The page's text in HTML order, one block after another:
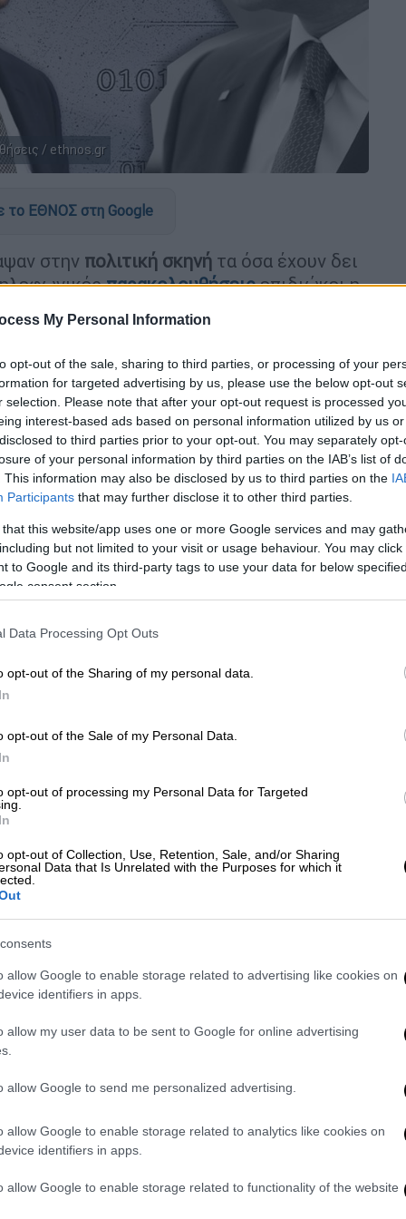
My Personal Information
opt-out of the sale, sharing to third parties, or processing of your
for targeted advertising by us, please use the below opt-out
selection. Please note that after your opt-out request is processed
interest-based ads based on personal information utilized by us
to third parties prior to your opt-out. You may separately
of your personal information by third parties on the IAB’s list of
This information may also be disclosed by us to third parties on the
Participants that may further disclose it to other third parties.
that this website/app uses one or more Google services and may
but not limited to your visit or usage behaviour. You may
to Google and its third-party tags to use your data for below
consent section.
Data Processing Opt Outs
opt-out of the Sharing of my personal data.
opt-out of the Sale of my Personal Data.
opt-out of processing my Personal Data for Targeted
opt-out of Collection, Use, Retention, Sale, and/or Sharing
Data that Is Unrelated with the Purposes for which it
allow Google to enable storage related to advertising like cookies on
identifiers in apps.
allow my user data to be sent to Google for online advertising
allow Google to send me personalized advertising.
allow Google to enable storage related to analytics like cookies on
identifiers in apps.
allow Google to enable storage related to functionality of the website
/ ethnos.gr
το ΕΘΝΟΣ στη Google
στην πολιτική σκηνή τα όσα έχουν δει
παρακολουθήσειςεπιδιώκει η
εβδομάδα στη Βουλή. Στη
μία πρόγευσητης στρατηγικής που θα
και το χρονοδιάγραμμα των
με μια σειρά κινήσεων το επόμενο
της αντιπολίτευσης. Ωστόσο, μία
είναι δεδομένο πως το συγκεκριμένο
στην πολιτική σκηνή.
για το ενδεχόμενο δημιουργίας
που θα «αντικαταστήσει» το
το επόμενο διάστημα θα επιχειρηθεί με
προς τους κεντρώους
να καλλιεργηθεί και ένα θετικό
ετοιμάζονται για την προημερησίας
την εβδομάδα στη Βουλή και στην οποία η
μαρκάρισμα από την αντιπολίτευση. Το
και σήμερα - αίτημα για τη
της σύστασης εξεταστικής
του χρονικού διαστήματος
αναφέρουν πως θα ζητήσει
με το επιχείρημα πως πρέπει να
συστήματος και να αντιμετωπιστούν
που έρχονται
Πέμπτη- θα συνεδριάσει ηΕπιτροπή
του νέου διοικητή της ΕΥΠ, ώστε να
η προ ημερήσιας διάταξη
το θέμα των τηλεφωνικών
Κυριάκος Μητσοτάκης αναμένεται να
αλλά και να περιγράψει στις επόμενες